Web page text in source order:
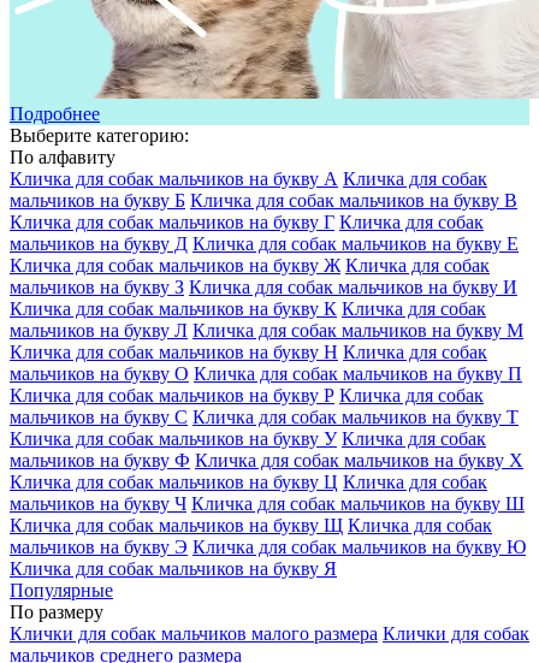
Подробнее
Выберите категорию:
По алфавиту
Кличка для собак мальчиков на букву А Кличка для собак
мальчиков на букву Б Кличка для собак мальчиков на букву В
Кличка для собак мальчиков на букву Г Кличка для собак
мальчиков на букву Д Кличка для собак мальчиков на букву Е
Кличка для собак мальчиков на букву Ж Кличка для собак
мальчиков на букву З Кличка для собак мальчиков на букву И
Кличка для собак мальчиков на букву К Кличка для собак
мальчиков на букву Л Кличка для собак мальчиков на букву М
Кличка для собак мальчиков на букву Н Кличка для собак
мальчиков на букву О Кличка для собак мальчиков на букву П
Кличка для собак мальчиков на букву Р Кличка для собак
мальчиков на букву С Кличка для собак мальчиков на букву Т
Кличка для собак мальчиков на букву У Кличка для собак
мальчиков на букву Ф Кличка для собак мальчиков на букву Х
Кличка для собак мальчиков на букву Ц Кличка для собак
мальчиков на букву Ч Кличка для собак мальчиков на букву Ш
Кличка для собак мальчиков на букву Щ Кличка для собак
мальчиков на букву Э Кличка для собак мальчиков на букву Ю
Кличка для собак мальчиков на букву Я
Популярные
По размеру
Клички для собак мальчиков малого размера Клички для собак
мальчиков среднего размера